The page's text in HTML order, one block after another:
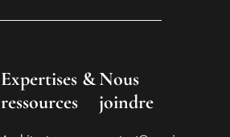
Expertises &
ressources
Nous
joindre